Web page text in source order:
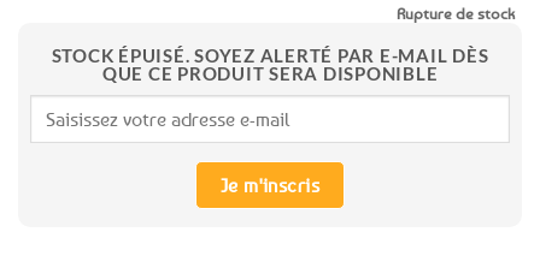
Rupture de stock
STOCK ÉPUISÉ. SOYEZ ALERTÉ PAR E-MAIL DÈS
QUE CE PRODUIT SERA DISPONIBLE
Je m'inscris